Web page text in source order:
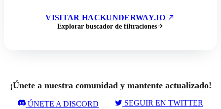
VISITAR HACKUNDERWAY.IO
Explorar buscador de filtraciones
¡Únete a nuestra comunidad y mantente actualizado!
ÚNETE A DISCORD SEGUIR EN TWITTER